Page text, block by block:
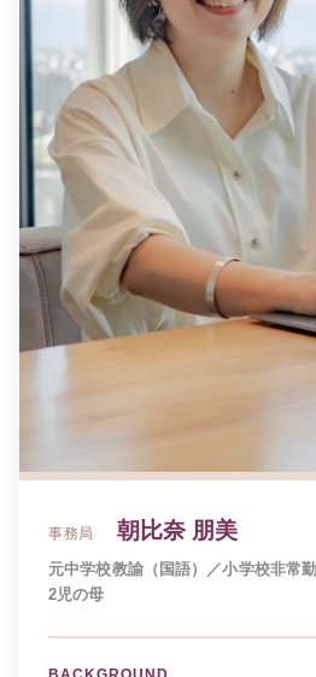
事務局 朝比奈 朋美
元中学校教諭（国語）／小学校非常
2児の母